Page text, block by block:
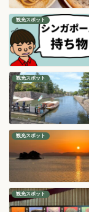
観光スポット
観光スポット
観光スポット
観光スポット